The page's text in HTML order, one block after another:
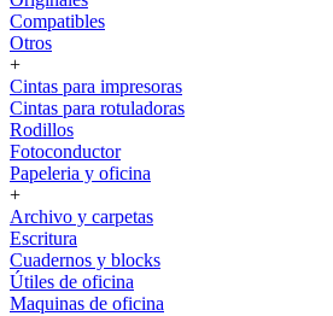
Compatibles
Otros
+
Cintas para impresoras
Cintas para rotuladoras
Rodillos
Fotoconductor
Papeleria y oficina
+
Archivo y carpetas
Escritura
Cuadernos y blocks
Útiles de oficina
Maquinas de oficina